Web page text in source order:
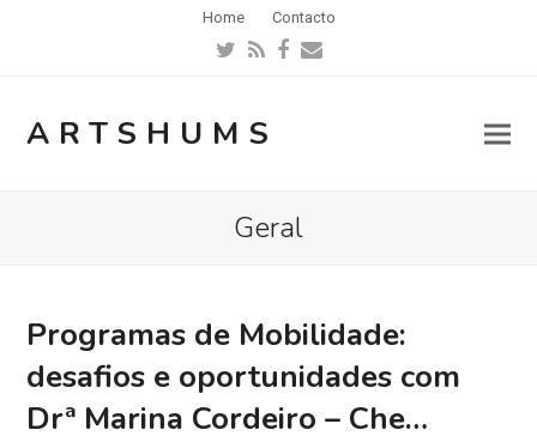
Home Contacto
Twitter
RSSFacebook
Email
ARTSHUMS
Geral
Programas de Mobilidade:
desafios e oportunidades com
Drª Marina Cordeiro – Che…